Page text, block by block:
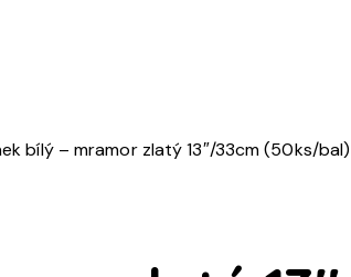
bílý – mramor zlatý 13″/33cm (50ks/bal)